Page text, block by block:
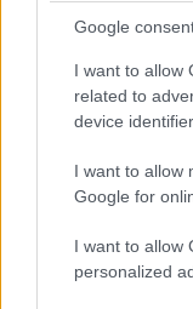
Google
I want to allow
related to
device
I want to allow
Google for
I want to allow
personalized